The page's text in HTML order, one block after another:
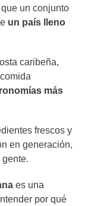
un conjunto
un país lleno
caribeña,
más
frescos y
en generación,
es una
por qué